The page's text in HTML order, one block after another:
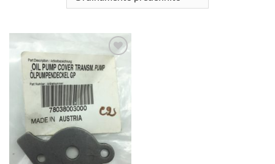
Aggiungi
alla lista